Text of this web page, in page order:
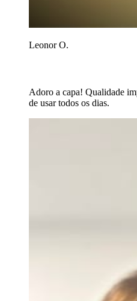
Leonor O.
Adoro a capa! Qualidade
de usar todos os dias.